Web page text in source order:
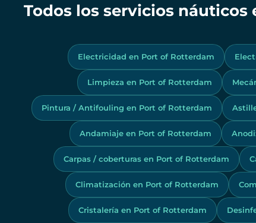
Todos los servicios
Electricidad en Port of Rotterdam
Limpieza en Port of Rotterdam
Pintura / Antifouling en Port of Rotterdam
Andamiaje en Port of Rotterdam
Carpas / coberturas en Port of Rotterdam
Climatización en Port of Rotterdam
Cristalería en Port of Rotterdam